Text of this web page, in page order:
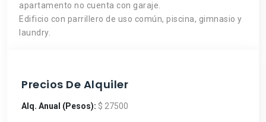
apartamento no cuenta con garaje.
Edificio con parrillero de uso común, piscina, gimnasio y
laundry.
Precios De Alquiler
Alq. Anual (Pesos): $ 27500